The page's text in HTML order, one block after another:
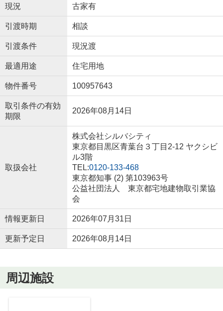
現況 古家有
引渡時期 相談
引渡条件 現況渡
最適用途 住宅用地
物件番号 100957643
取引条件の有効
期限
2026年08月14日
取扱会社
株式会社シルバシティ
東京都目黒区青葉台３丁目2-12 ヤクシビ
ル3階
TEL:0120-133-468
東京都知事 (2) 第103963号
公益社団法人 東京都宅地建物取引業協
会
情報更新日 2026年07月31日
更新予定日 2026年08月14日
周辺施設